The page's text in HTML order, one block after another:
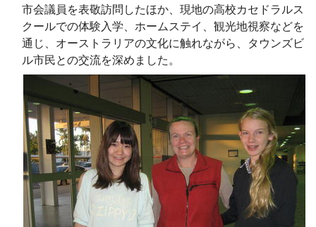
市会議員を表敬訪問したほか、現地の高校カセドラルス
クールでの体験入学、ホームステイ、観光地視察などを
通じ、オーストラリアの文化に触れながら、タウンズビ
ル市民との交流を深めました。